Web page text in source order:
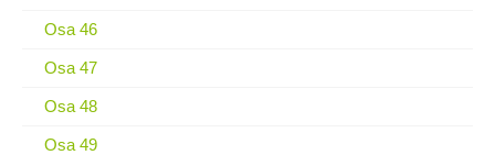
Osa 46
Osa 47
Osa 48
Osa 49